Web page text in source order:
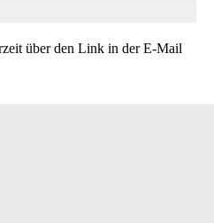
über den Link in der E-Mail